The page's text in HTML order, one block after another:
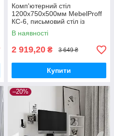
Комп'ютерний стіл
1200х750х500мм MebelProff
КС-6, письмовий стіл із
тумбою та висувним ящиком
В наявності
2 919,20 ₴ 3 649 ₴
Купити
–20%